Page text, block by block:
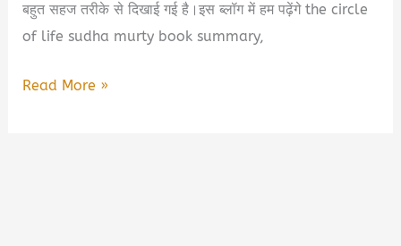
बहुत सहज तरीके से दिखाई गई है।इस ब्लॉग में हम पढ़ेंगे the circle
of life sudha murty book summary,
The
Read More »